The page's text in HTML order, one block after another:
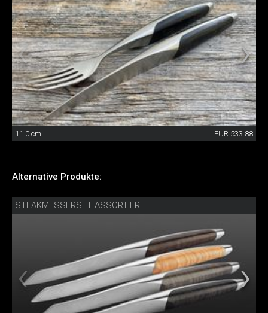
11.0 cm EUR 533.88
Alternative Produkte:
STEAKMESSERSET ASSORTIERT